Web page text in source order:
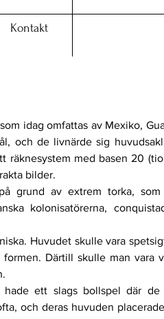
Kontakt
idag omfattas av Mexiko,
och de livnärde sig
räknesystem med basen 20
bilder.
grund av extrem torka, som
kolonisatörerna,
Huvudet skulle vara
Därtill skulle man vara
hade ett slags bollspel där de
och deras huvuden